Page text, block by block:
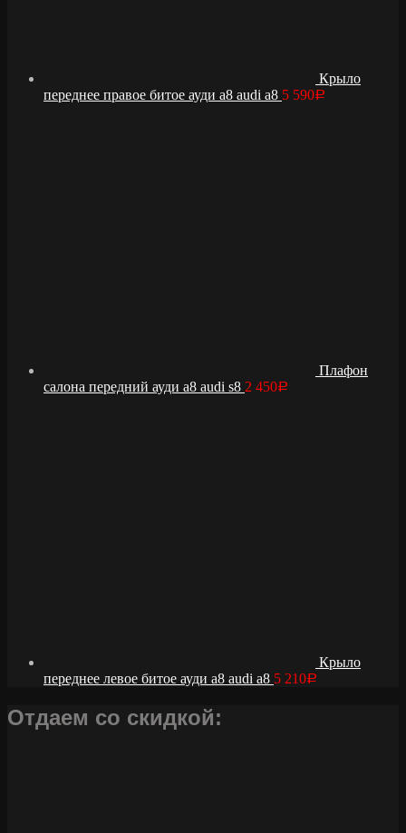
Крыло
переднее правое битое ауди а8 audi a8 5 590Р
Плафон
салона передний ауди а8 audi s8 2 450Р
Крыло
переднее левое битое ауди а8 audi a8 5 210Р
Отдаем со скидкой: